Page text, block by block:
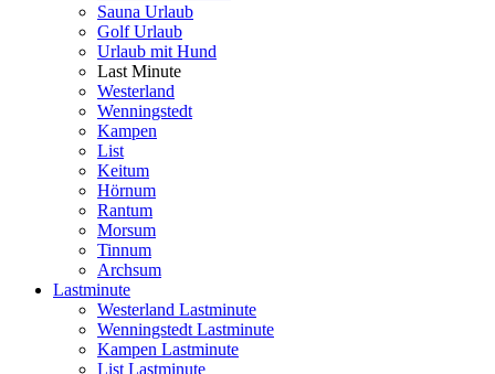
Sauna Urlaub
Golf Urlaub
Urlaub mit Hund
Last Minute
Westerland
Wenningstedt
Kampen
List
Keitum
Hörnum
Rantum
Morsum
Tinnum
Archsum
Lastminute
Westerland Lastminute
Wenningstedt Lastminute
Kampen Lastminute
List Lastminute